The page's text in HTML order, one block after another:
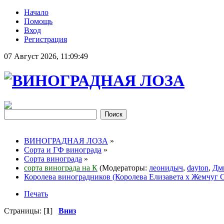
Начало
Помощь
Вход
Регистрация
07 Август 2026, 11:09:49
ВИНОГРАДНАЯ ЛОЗА »
Сорта и ГФ винограда »
Сорта винограда »
сорта винограда на К (Модераторы: леонидыч, dayton,
Королева виноградников (Королева Елизавета х Жемчуг
Печать
Страницы: [1] Вниз